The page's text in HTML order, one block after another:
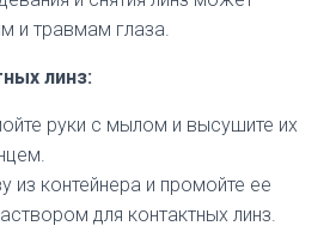
и травмам глаза.
линз:
руки с мылом и высушите их
из контейнера и промойте ее
для контактных линз.